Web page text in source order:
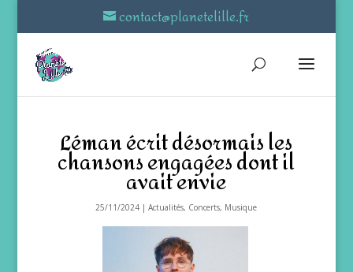
contact@planetelille.fr
Léman écrit désormais les
chansons engagées dont il
avait envie
25/11/2024 |Actualités, Concerts, Musique